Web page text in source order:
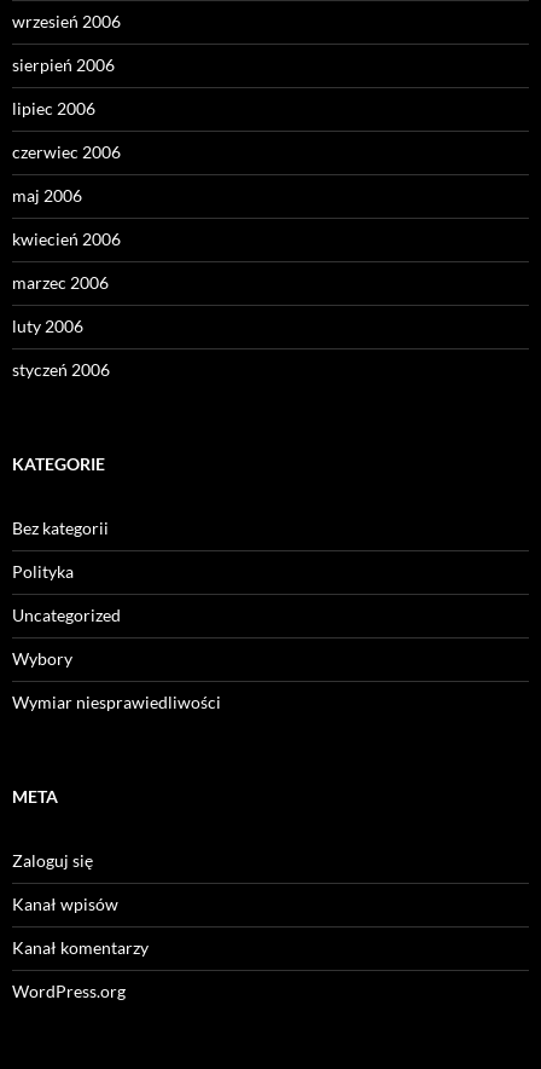
wrzesień 2006
sierpień 2006
lipiec 2006
czerwiec 2006
maj 2006
kwiecień 2006
marzec 2006
luty 2006
styczeń 2006
KATEGORIE
Bez kategorii
Polityka
Uncategorized
Wybory
Wymiar niesprawiedliwości
META
Zaloguj się
Kanał wpisów
Kanał komentarzy
WordPress.org